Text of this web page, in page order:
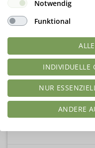
Wir
Hier klicken
Notwendig
Funktional
INDIVIDUELLE
NUR
ANDERE